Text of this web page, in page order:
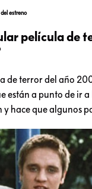
estreno
película de
terror del año
están a punto de ir
hace que algunos